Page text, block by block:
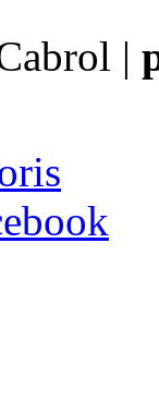
|